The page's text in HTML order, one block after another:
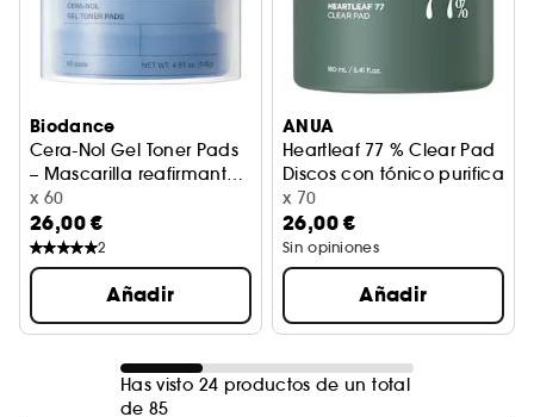
Biodance
Cera-Nol Gel Toner Pads
– Mascarilla reafirmante
y alisadora
x 60
26,00 €
2
Añadir
ANUA
Heartleaf 77 % Clear Pad
Discos con tónico
x 70
26,00 €
Sin opiniones
Añadir
Has visto 24 productos de un total
de 85